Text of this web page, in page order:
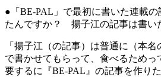
●「BE-PAL」で最初に書いた連載
たんですか？ 揚子江の記事は書い
「揚子江（の記事）は普通に（本
で書かせてもらって、食べるためっ
要するに『BE-PAL』の記事を作り